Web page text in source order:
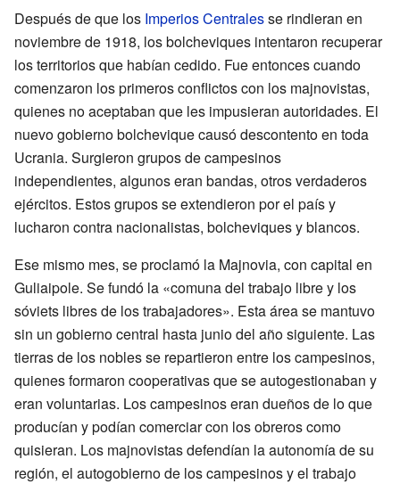
Después de que los Imperios Centralesse rindieran en
noviembre de 1918, los bolcheviques intentaron recuperar
los territorios que habían cedido. Fue entonces cuando
comenzaron los primeros conflictos con los majnovistas,
quienes no aceptaban que les impusieran autoridades. El
nuevo gobierno bolchevique causó descontento en toda
Ucrania. Surgieron grupos de campesinos
independientes, algunos eran bandas, otros verdaderos
ejércitos. Estos grupos se extendieron por el país y
lucharon contra nacionalistas, bolcheviques y blancos.
Ese mismo mes, se proclamó la Majnovia, con capital en
Guliaipole. Se fundó la «comuna del trabajo libre y los
sóviets libres de los trabajadores». Esta área se mantuvo
sin un gobierno central hasta junio del año siguiente. Las
tierras de los nobles se repartieron entre los campesinos,
quienes formaron cooperativas que se autogestionaban y
eran voluntarias. Los campesinos eran dueños de lo que
producían y podían comerciar con los obreros como
quisieran. Los majnovistas defendían la autonomía de su
región, el autogobierno de los campesinos y el trabajo